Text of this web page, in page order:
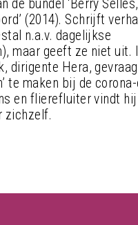
de bundel ‘Berry
(2014). Schrijft
n.a.v. dagelijkse
maar geeft ze niet uit.
dirigente Hera,
te maken bij de
en flierefluiter vindt
zichzelf.